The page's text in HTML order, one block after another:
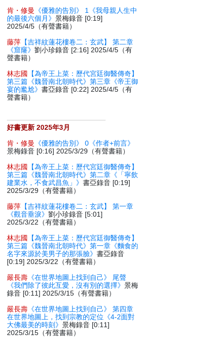
肯・修曼
《優雅的告別》 1《我母親人生中
的最後六個月》景梅錄音 [0:19]
2025/4/5（有聲書籍）
藤萍 【吉祥紋蓮花樓卷二：玄武】 第二章
《窟窿》劉小珍錄音 [2:16] 2025/4/5（有
聲書籍）
林志國
【為帝王上菜：歷代宮廷御醫傳奇】
第三篇《魏晉南北朝時代》第三章《帝王御
宴的尷尬》書亞錄音 [0:22] 2025/4/5（有
聲書籍）
好書更新 2025年3月
肯・修曼
《優雅的告別》 0《作者+前言》
景梅錄音 [0:16] 2025/3/29（有聲書籍）
林志國
【為帝王上菜：歷代宮廷御醫傳奇】
第三篇《魏晉南北朝時代》第二章《「寧飲
建業水，不食武昌魚」》書亞錄音 [0:19]
2025/3/29（有聲書籍）
藤萍 【吉祥紋蓮花樓卷二：玄武】 第一章
《觀音垂淚》劉小珍錄音 [5:01]
2025/3/22（有聲書籍）
林志國
【為帝王上菜：歷代宮廷御醫傳奇】
第三篇《魏晉南北朝時代》第一章《麵食的
名字來源於美男子的那張臉》書亞錄音
[0:19] 2025/3/22（有聲書籍）
嚴長壽 《在世界地圖上找到自己》 尾聲
《我們除了彼此互愛，沒有別的選擇》景梅
錄音 [0:11] 2025/3/15（有聲書籍）
嚴長壽 《在世界地圖上找到自己》 第四章
在世界地圖上，找到宗教的定位《4-2面對
大佛最美的時刻》景梅錄音 [0:11]
2025/3/15（有聲書籍）